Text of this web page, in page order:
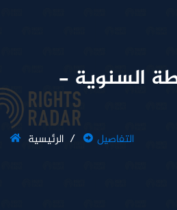
السنوية -
الرئيسية التفاصيل